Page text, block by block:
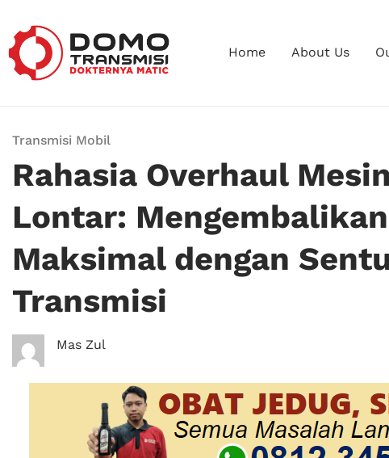
Home About Us
Transmisi Mobil
Rahasia Overhaul
Lontar:
Maksimal dengan
Transmisi
Mas Zul